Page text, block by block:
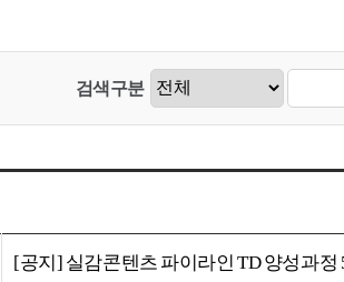
검색구분
[공지] 실감콘텐츠 파이라인 TD 양성과정